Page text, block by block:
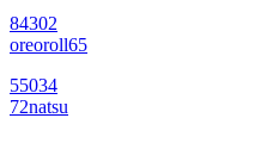
84302
oreoroll65
55034
72natsu